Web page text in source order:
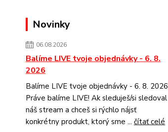
Novinky
06.08.2026
Balíme LIVE tvoje objednávky - 6. 8.
2026
Balíme LIVE tvoje objednávky - 6. 8. 2026
Práve balíme LIVE! Ak sleduješ/si sledoval
náš stream a chceš si rýchlo nájsť
konkrétny produkt, ktorý sme ... čítať celé